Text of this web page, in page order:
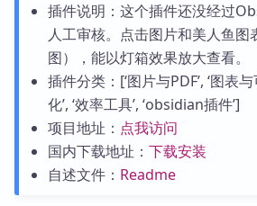
插件说明：这个插件还没经过
人工审核。点击图片和美人鱼
图），能以灯箱效果放大查看。
插件分类：[‘图片与PDF’, ‘图表
化’, ‘效率工具’, ‘obsidian插件’]
项目地址： 点我访问
国内下载地址： 下载安装
自述文件： Readme